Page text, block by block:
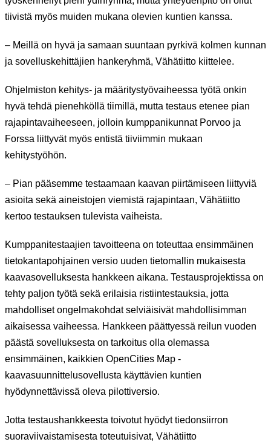
tiivistä myös muiden mukana olevien kuntien kanssa.
– Meillä on hyvä ja samaan suuntaan pyrkivä kolmen kunnan
ja sovelluskehittäjien hankeryhmä, Vähätiitto kiittelee.
Ohjelmiston kehitys- ja määritystyövaiheessa työtä onkin
hyvä tehdä pienehköllä tiimillä, mutta testaus etenee pian
rajapintavaiheeseen, jolloin kumppanikunnat Porvoo ja
Forssa liittyvät myös entistä tiiviimmin mukaan
kehitystyöhön.
– Pian pääsemme testaamaan kaavan piirtämiseen liittyviä
asioita sekä aineistojen viemistä rajapintaan, Vähätiitto
kertoo testauksen tulevista vaiheista.
Kumppanitestaajien tavoitteena on toteuttaa ensimmäinen
tietokantapohjainen versio uuden tietomallin mukaisesta
kaavasovelluksesta hankkeen aikana. Testausprojektissa on
tehty paljon työtä sekä erilaisia ristiintestauksia, jotta
mahdolliset ongelmakohdat selviäisivät mahdollisimman
aikaisessa vaiheessa. Hankkeen päättyessä reilun vuoden
päästä sovelluksesta on tarkoitus olla olemassa
ensimmäinen, kaikkien OpenCities Map -
kaavasuunnittelusovellusta käyttävien kuntien
hyödynnettävissä oleva pilottiversio.
Jotta testaushankkeesta toivotut hyödyt tiedonsiirron
suoraviivaistamisesta toteutuisivat, Vähätiitto